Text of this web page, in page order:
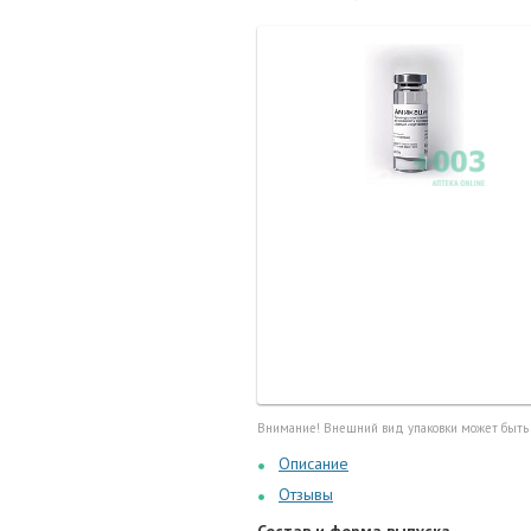
Мед.
Тесты,
Шприцы,
Внимание! Внешний вид упаковки может
Описание
Отзывы